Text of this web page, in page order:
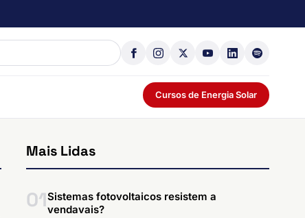
Cursos de Energia Solar
Mais Lidas
01Sistemas fotovoltaicos resistem a
vendavais?